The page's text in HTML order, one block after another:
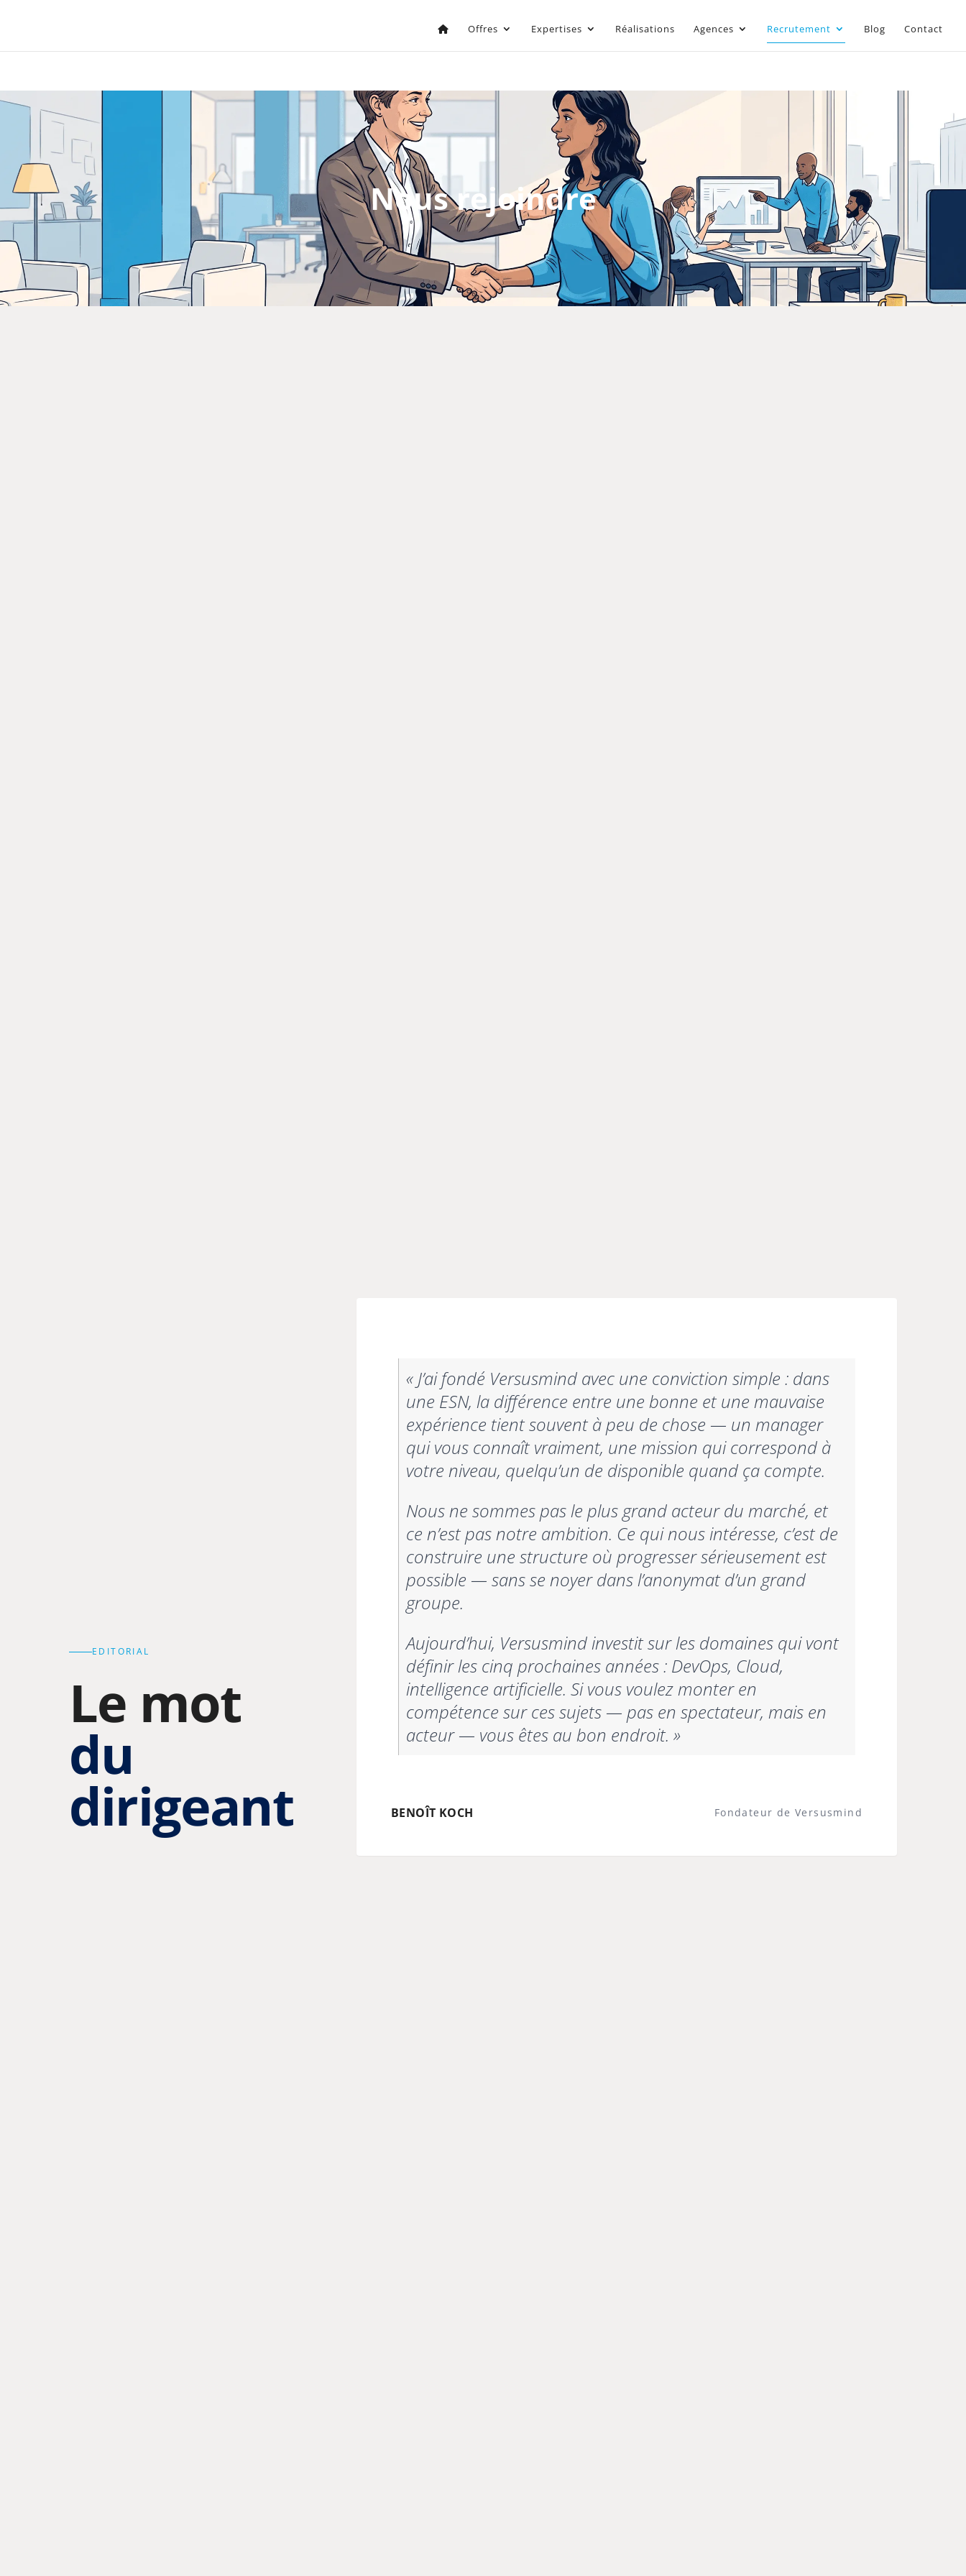
Offres Expertises Réalisations Agences Recrutement Blog Contact
Nous rejoindre
EDITORIAL
Le mot
du
dirigeant
« J’ai fondé Versusmind avec une conviction simple : dans
une ESN, la différence entre une bonne et une mauvaise
expérience tient souvent à peu de chose — un manager
qui vous connaît vraiment, une mission qui correspond à
votre niveau, quelqu’un de disponible quand ça compte.
Nous ne sommes pas le plus grand acteur du marché, et
ce n’est pas notre ambition. Ce qui nous intéresse, c’est de
construire une structure où progresser sérieusement est
possible — sans se noyer dans l’anonymat d’un grand
groupe.
Aujourd’hui, Versusmind investit sur les domaines qui vont
définir les cinq prochaines années : DevOps, Cloud,
intelligence artificielle. Si vous voulez monter en
compétence sur ces sujets — pas en spectateur, mais en
acteur — vous êtes au bon endroit. »
BENOÎT KOCH Fondateur de Versusmind